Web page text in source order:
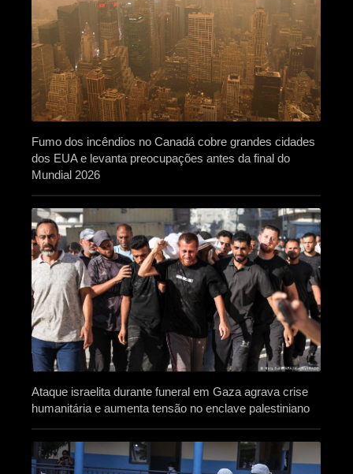
Fumo dos incêndios no Canadá cobre grandes cidades
dos EUA e levanta preocupações antes da final do
Mundial 2026
Ataque israelita durante funeral em Gaza agrava crise
humanitária e aumenta tensão no enclave palestiniano